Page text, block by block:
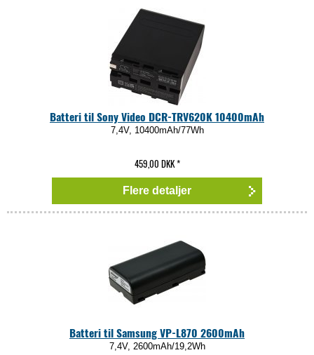
Batteri til Sony Video DCR-TRV620K 10400mAh
7,4V, 10400mAh/77Wh
459,00 DKK*
Flere detaljer
Batteri til Samsung VP-L870 2600mAh
7,4V, 2600mAh/19,2Wh